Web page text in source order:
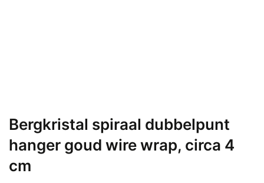
Bergkristal spiraal dubbelpunt
hanger goud wire wrap, circa 4
cm